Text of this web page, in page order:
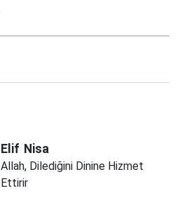
Elif Nisa
Allah, Dilediğini Dinine Hizmet
Ettirir